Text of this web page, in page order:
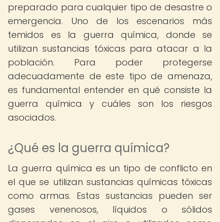
preparado para cualquier tipo de desastre o
emergencia. Uno de los escenarios más
temidos es la guerra química, donde se
utilizan sustancias tóxicas para atacar a la
población. Para poder protegerse
adecuadamente de este tipo de amenaza,
es fundamental entender en qué consiste la
guerra química y cuáles son los riesgos
asociados.
¿Qué es la guerra química?
La guerra química es un tipo de conflicto en
el que se utilizan sustancias químicas tóxicas
como armas. Estas sustancias pueden ser
gases venenosos, líquidos o sólidos